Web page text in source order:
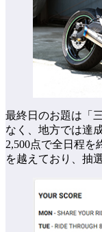
最終日のお題は「
なく、地方では達
2,500点で全日程を
を越えており、抽